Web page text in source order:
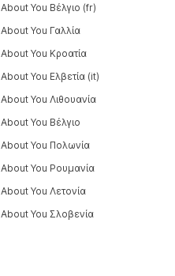
About You Βέλγιο (fr)
About You Γαλλία
About You Κροατία
About You Ελβετία (it)
About You Λιθουανία
About You Βέλγιο
About You Πολωνία
About You Ρουμανία
About You Λετονία
About You Σλοβενία